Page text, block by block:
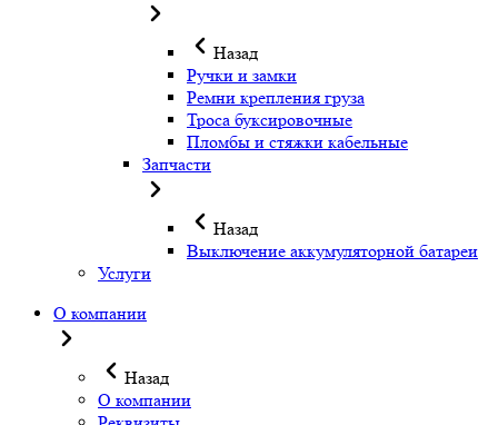
Назад
Ручки и замки
Ремни крепления груза
Троса буксировочные
Пломбы и стяжки кабельные
Запчасти
Назад
Выключение аккумуляторной батареи
Услуги
О компании
Назад
О компании